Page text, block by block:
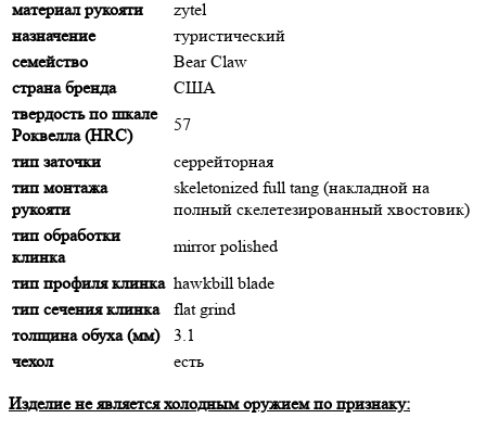
материал рукояти
zytel
назначение
туристический
семейство
Bear Claw
страна бренда
США
твердость по шкале
Роквелла (HRC)
57
тип заточки
серрейторная
тип монтажа
рукояти
skeletonized full tang (накладной на
полный скелетезированный хвостовик)
тип обработки
клинка
mirror polished
тип профиля клинка hawkbill blade
тип сечения клинка
flat grind
толщина обуха (мм)
3.1
чехол
есть
Изделие не является холодным оружием по признаку: